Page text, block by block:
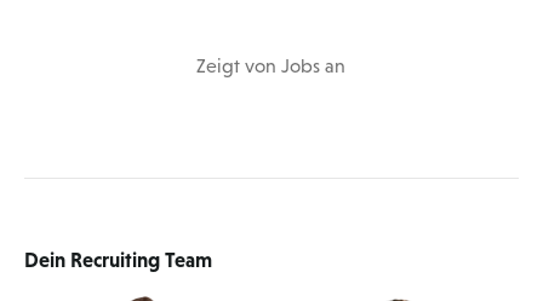
ZeigtvonJobsan
Dein Recruiting Team